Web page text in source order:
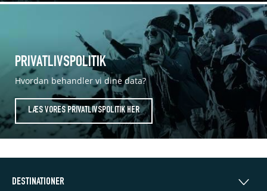
PRIVATLIVSPOLITIK
Hvordan behandler vi dine data?
LÆS VORES PRIVATLIVSPOLITIK HER
DESTINATIONER